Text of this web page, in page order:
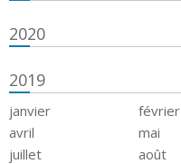
2020
2019
janvier février
avril
mai
juillet
août